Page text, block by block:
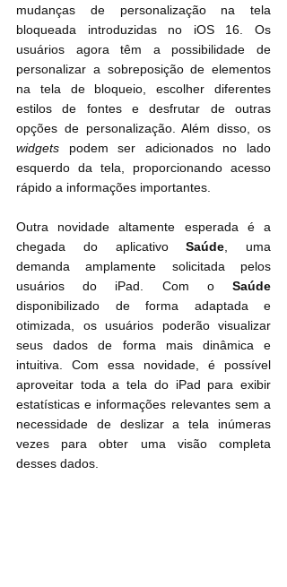
mudanças de personalização na tela
bloqueada introduzidas no iOS 16. Os
usuários agora têm a possibilidade de
personalizar a sobreposição de elementos
na tela de bloqueio, escolher diferentes
estilos de fontes e desfrutar de outras
widgets podem ser adicionados no lado
esquerdo da tela, proporcionando acesso
rápido a informações importantes.
Outra novidade altamente esperada é a
chegada do aplicativo Saúde, uma
demanda amplamente solicitada pelos
usuários do iPad. Com o Saúde
disponibilizado de forma adaptada e
otimizada, os usuários poderão visualizar
seus dados de forma mais dinâmica e
intuitiva. Com essa novidade, é possível
aproveitar toda a tela do iPad para exibir
estatísticas e informações relevantes sem a
necessidade de deslizar a tela inúmeras
vezes para obter uma visão completa
desses dados.